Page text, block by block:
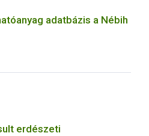
adatbázis a Nébih
erdészeti